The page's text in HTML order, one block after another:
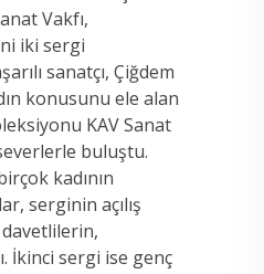
Vakfı,
iki sergi
sanatçı, Çiğdem
konusunu ele alan
KAV Sanat
buluştu.
kadının
serginin açılış
İkinci sergi ise genç